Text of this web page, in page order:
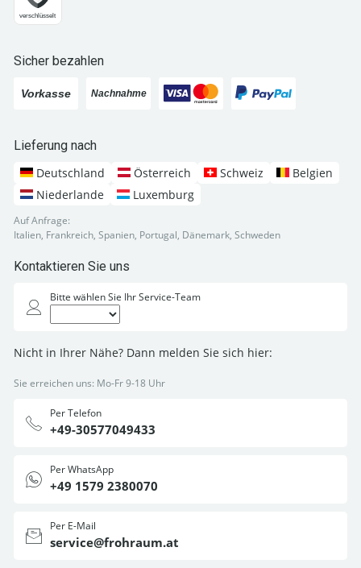
Sicher bezahlen
Lieferung nach
Deutschland
Österreich Schweiz
Belgien
Niederlande
Luxemburg
Auf Anfrage:
Italien, Frankreich, Spanien, Portugal, Dänemark, Schweden
Kontaktieren Sie uns
Bitte wählen Sie Ihr Service-Team
Nicht in Ihrer Nähe? Dann melden Sie sich hier:
Sie erreichen uns: Mo-Fr 9-18 Uhr
Per Telefon
+49-30577049433
Per WhatsApp
+49 1579 2380070
Per E-Mail
service@frohraum.at